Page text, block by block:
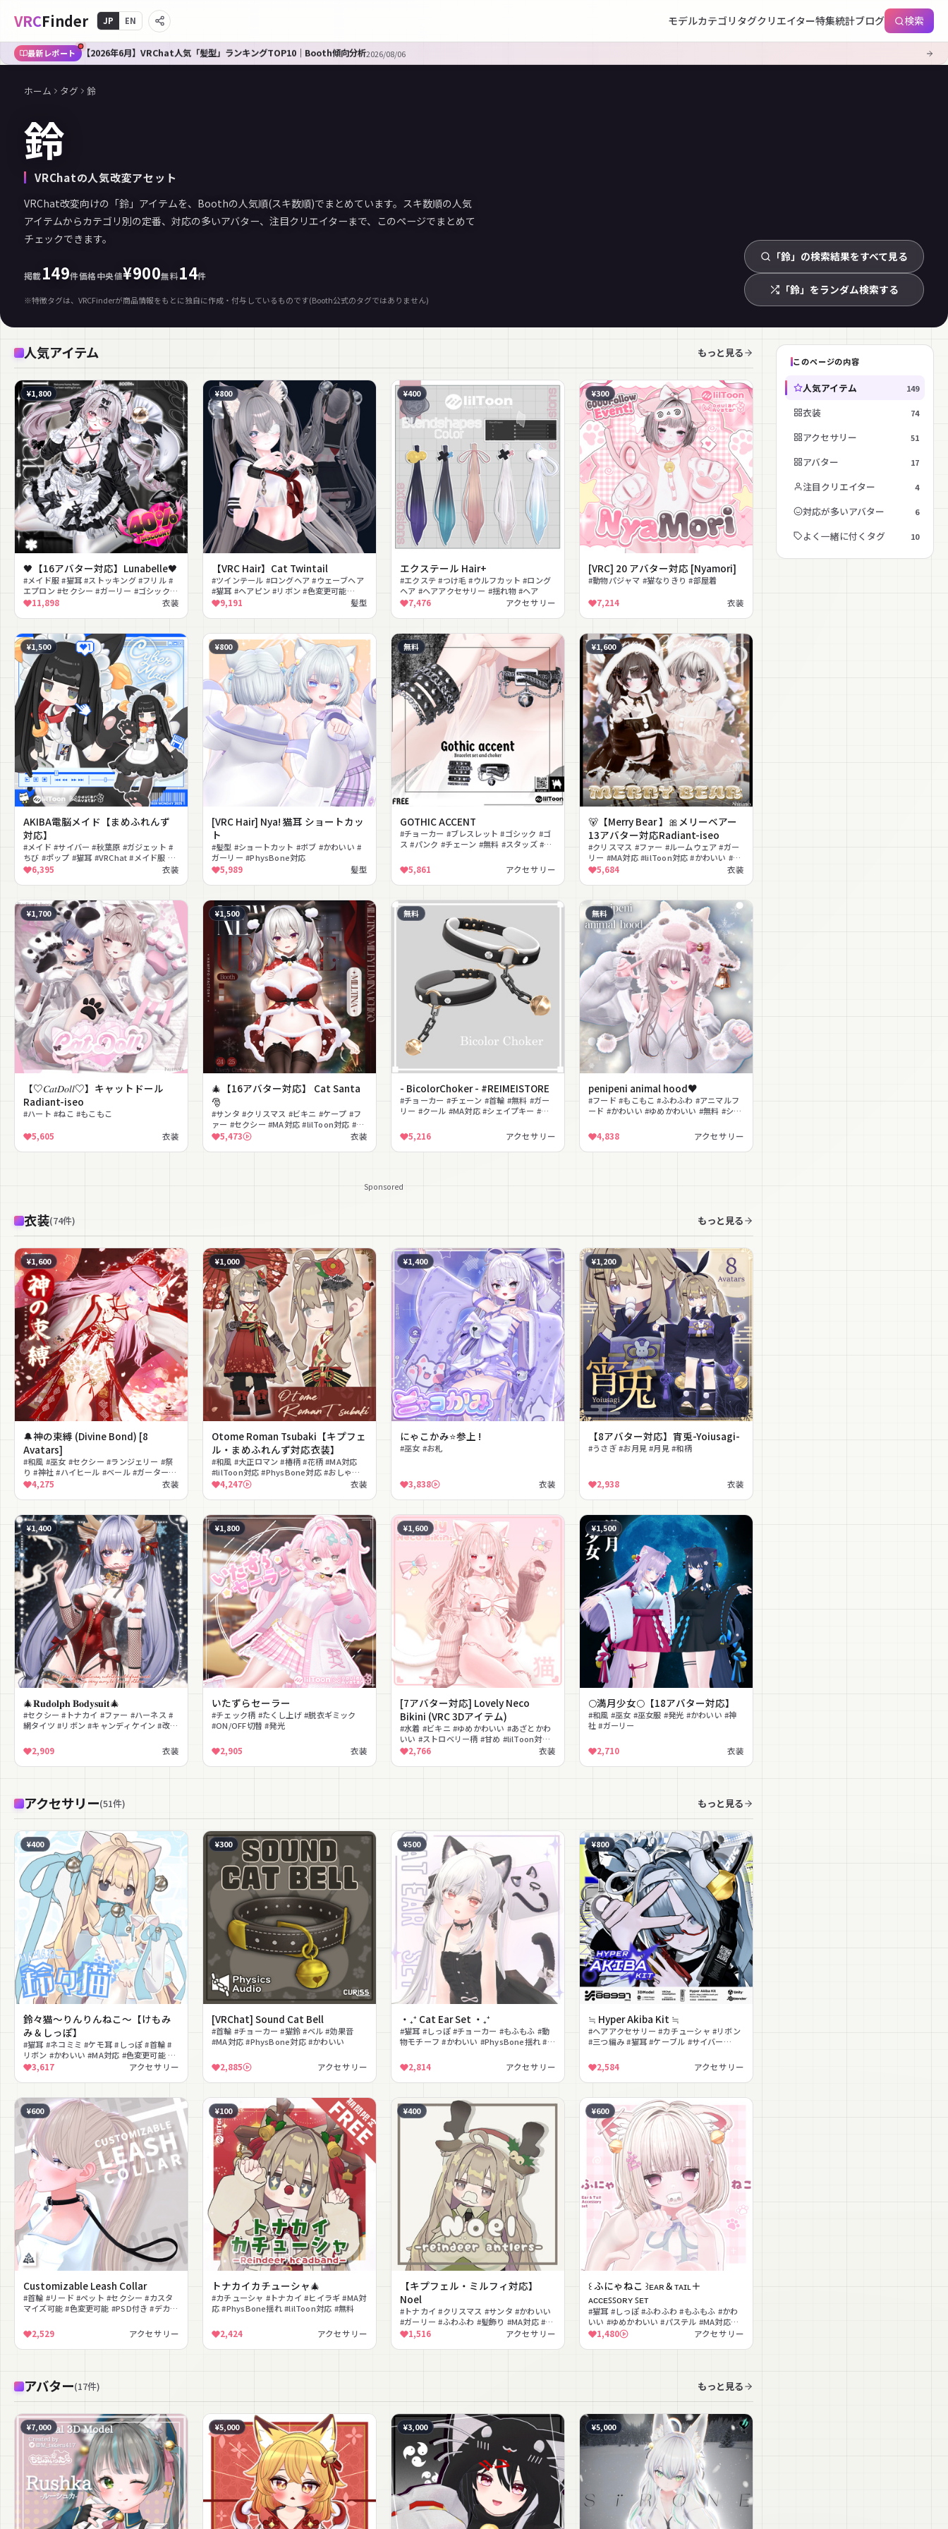
VRCFinder JP EN モデルカテゴリ タグクリエイター特集統計ブログ 検索
最新レポート 【2026年6月】VRChat人気「髪型」ランキングTOP10｜Booth傾向分析2026/08/06
ホーム タグ 鈴
鈴
VRChatの人気改変アセット
VRChat改変向けの「鈴」アイテムを、Boothの人気順(スキ数順)でまとめています。スキ数順の人気
アイテムからカテゴリ別の定番、対応の多いアバター、注目クリエイターまで、このページでまとめて
チェックできます。
掲載149件価格中央値¥900無料14件
※特徴タグは、VRCFinderが商品情報をもとに独自に作成・付与しているものです(Booth公式のタグではありません)
「鈴」の検索結果をすべて見る
「鈴」をランダム検索する
人気アイテム もっと見る
¥1,800
🖤【16アバター対応】Lunabelle🖤
#メイド服 #猫耳 #ストッキング #フリル #
エプロン #セクシー #ガーリー #ゴシック
#MA対応 #lilToon対応
11,898 衣装
¥800
【VRC Hair】Cat Twintail
#ツインテール #ロングヘア #ウェーブヘア
#猫耳 #ヘアピン #リボン #色変更可能
#PSD付き
9,191 髪型
¥400
エクステール Hair+
#エクステ #つけ毛 #ウルフカット #ロング
ヘア #ヘアアクセサリー #揺れ物 #ヘア
7,476
アクセサリー
¥300
[VRC] 20 アバター対応 [Nyamori]
#動物パジャマ #猫なりきり #部屋着
7,214
衣装
¥1,500
AKIBA電脳メイド【まめふれんず
対応】
#メイド #サイバー #秋葉原 #ガジェット #
ちび #ポップ #猫耳 #VRChat #メイド服 #
レトロ
6,395 衣装
¥800
[VRC Hair] Nya! 猫耳 ショートカッ
ト
#髪型 #ショートカット #ボブ #かわいい #
ガーリー #PhysBone対応
5,989
髪型
無料
GOTHIC ACCENT
#チョーカー #ブレスレット #ゴシック #ゴ
ス #パンク #チェーン #無料 #スタッズ #ダ
5,861
アクセサリー
¥1,600
🐻【Merry Bear 】🎀メリーベアー
13アバター対応Radiant-iseo
#クリスマス #ファー #ルームウェア #ガー
リー #MA対応 #lilToon対応 #かわいい #も
こもこ #部屋着 #オフショルダー
5,684 衣装
¥1,700
【♡𝐶𝑎𝑡𝐷𝑜𝑙𝑙♡】キャットドール
Radiant-iseo
#ハート #ねこ #もこもこ
5,605
衣装
¥1,500
🎄【16アバター対応】 Cat Santa
🎅
#サンタ #クリスマス #ビキニ #ケープ #フ
ァー #セクシー #MA対応 #lilToon対応 #ガ
ーリー #もこもこ
5,473 衣装
無料
- BicolorChoker - #REIMEISTORE
#チョーカー #チェーン #首輪 #無料 #ガー
リー #クール #MA対応 #シェイプキー #シ
5,216
アクセサリー
無料
penipeni animal hood♥
#フード #もこもこ #ふわふわ #アニマルフ
ード #かわいい #ゆめかわいい #無料 #シェ
4,838
アクセサリー
Sponsored
衣装(74件) もっと見る
¥1,600
🔔神の束縛 (Divine Bond) [8
Avatars]
#和風 #巫女 #セクシー #ランジェリー #祭
り #神社 #ハイヒール #ベール #ガーター
#lilToon対応
4,275 衣装
¥1,000
Otome Roman Tsubaki【キプフェ
ル・まめふれんず対応衣装】
#和風 #大正ロマン #椿柄 #花柄 #MA対応
#lilToon対応 #PhysBone対応 #おしゃれ #
クラシカル #レトロ
4,247 衣装
¥1,400
にゃこかみ⭐参上 !
#巫女 #お札
3,838 衣装
¥1,200
【8アバター対応】宵兎-Yoiusagi-
#うさぎ #お月見 #月見 #和柄
2,938 衣装
¥1,400
🎄𝐑𝐮𝐝𝐨𝐥𝐩𝐡 𝐁𝐨𝐝𝐲𝐬𝐮𝐢𝐭🎄
#セクシー #トナカイ #ファー #ハーネス #
網タイツ #リボン #キャンディケイン #改変
2,909
衣装
¥1,800
いたずらセーラー
#チェック柄 #たくし上げ #脱衣ギミック
#ON/OFF切替 #発光
2,905 衣装
¥1,600
[7アバター対応] Lovely Neco
Bikini (VRC 3Dアイテム)
#水着 #ビキニ #ゆめかわいい #あざとかわ
いい #ストロベリー柄 #甘め #lilToon対応
#MA対応 #レッグウォーマー #ニット
2,766 衣装
¥1,500
🌕満月少女🌕【18アバター対応】
#和風 #巫女 #巫女服 #発光 #かわいい #神
社 #ガーリー
2,710 衣装
アクセサリー(51件) もっと見る
¥400
鈴々猫～りんりんねこ～【けもみ
み＆しっぽ】
#猫耳 #ネコミミ #ケモ耳 #しっぽ #首輪 #
リボン #かわいい #MA対応 #色変更可能 #
ガーリー
3,617 アクセサリー
¥300
[VRChat] Sound Cat Bell
#首輪 #チョーカー #猫鈴 #ベル #効果音
#MA対応 #PhysBone対応 #かわいい
2,885 アクセサリー
¥500
‧₊⁺ Cat Ear Set ‧₊⁺
#猫耳 #しっぽ #チョーカー #もふもふ #動
物モチーフ #かわいい #PhysBone揺れ #色
2,814
アクセサリー
¥800
≒ Hyper Akiba Kit ≒
#ヘアアクセサリー #カチューシャ #リボン
#三つ編み #猫耳 #ケーブル #サイバー
2,584
アクセサリー
¥600
Customizable Leash Collar
#首輪 #リード #ペット #セクシー #カスタ
マイズ可能 #色変更可能 #PSD付き #デカー
2,529
アクセサリー
¥100
トナカイカチューシャ🎄
#カチューシャ #トナカイ #ヒイラギ #MA対
応 #PhysBone揺れ #lilToon対応 #無料
2,424 アクセサリー
¥400
【キプフェル・ミルフィ対応】
Noel
#トナカイ #クリスマス #サンタ #かわいい
#ガーリー #ふわふわ #髪飾り #MA対応 #ヒ
イラギ
1,516 アクセサリー
¥600
꒰ ふにゃねこ ꒱ᴇᴀʀ＆ᴛᴀɪʟ＋
ᴀᴄᴄᴇꜱꜱᴏʀʏ ꜱᴇᴛ
#猫耳 #しっぽ #ふわふわ #もふもふ #かわ
いい #ゆめかわいい #パステル #MA対応
#lilToon対応 #PhysBone揺れ
1,480 アクセサリー
アバター(17件) もっと見る
¥7,000 ¥5,000 ¥3,000 ¥5,000
このページの内容
人気アイテム 149
衣装 74
アクセサリー 51
アバター 17
注目クリエイター 4
対応が多いアバター 6
よく一緒に付くタグ 10